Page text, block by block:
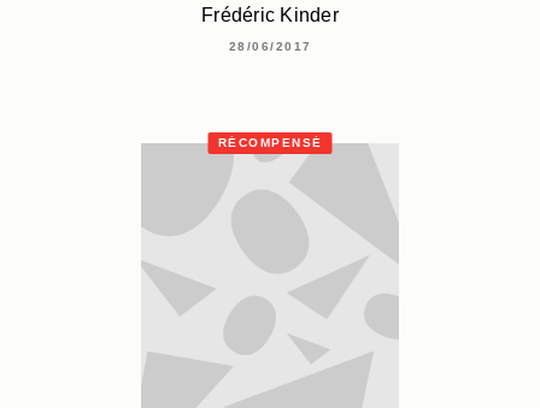
Frédéric Kinder
28/06/2017
RÉCOMPENSÉ